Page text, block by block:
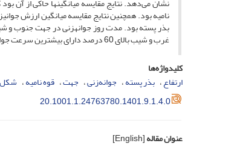
غرب و شیب بالای 60 درصد دارای بیش­ترین سرعت جوانه­زنی بذر پسته بود.
کلیدواژه‌ها
ارتفاع بذر پسته جوانه‌زنی جهت قوه نامیه
20.1001.1.24763780.1401.9.1.4.0
عنوان مقاله[English]